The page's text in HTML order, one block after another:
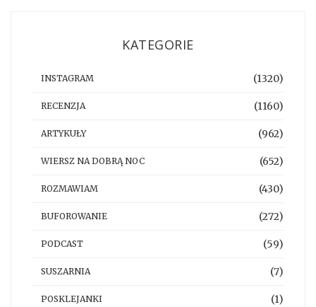
KATEGORIE
INSTAGRAM (1320)
RECENZJA (1160)
ARTYKUŁY (962)
WIERSZ NA DOBRĄ NOC (652)
ROZMAWIAM (430)
BUFOROWANIE (272)
PODCAST (59)
SUSZARNIA (7)
POSKLEJANKI (1)